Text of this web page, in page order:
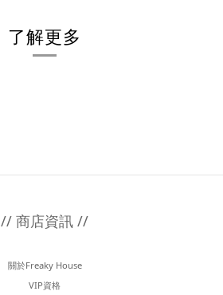
了解更多
// 商店資訊 //
關於Freaky House
VIP資格